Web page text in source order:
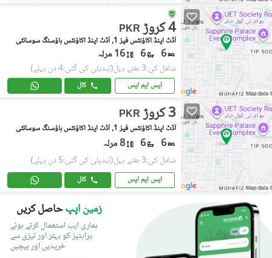
PKR 4 کروڑ
آڈٹ اینڈ اکاؤنٹس فیز 1, آڈٹ اینڈ اکاؤنٹس ہاؤسنگ سوسائٹی
6
6 16 مرلہ
شامل کی:3 ہفتے پہل (تبدیلی کی گئی:4 دن پہلے)
ایس ایم ایس کال
PKR 3 کروڑ
آڈٹ اینڈ اکاؤنٹس فیز 1, آڈٹ اینڈ اکاؤنٹس ہاؤسنگ سوسائٹی
6
6 8 مرلہ
شامل کی:3 ہفتے پہل (تبدیلی کی گئی:5 دن پہلے)
ایس ایم ایس کال
زمین اپپحاصل کریں
ہماری ایپ استعمال کرتے ہوئے
پراپٹیز کو بہتر اور تیزی سے
خریدیں اور بیچیں